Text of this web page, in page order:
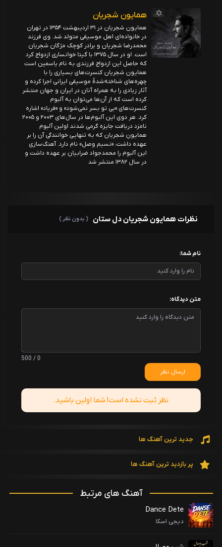
همایون شجریان
همایون شجریان در ۳۱ اردیبهشت ۱۳۵۴ در تهران
در خانواده‌ای اهل موسیقی متولد شد. وی فرزند
محمدرضا شجریان و برادر کوچک مژگان شجریان
است. او در سال ۱۳۷۵ با گیتا خوانساری ازدواج کرد
که حاصل این ازدواج فرزندی به نام یاسمین است
همایون شجریان کنسرت‌های بسیاری را با
چهره‌های شناخته‌شدهٔ موسیقی ایرانی اجرا کرده و
آثار زیادی را به همراه آنان در ایران و جهان منتشر
کرده است که از آن‌ها می‌توان به آلبوم
کنسرت‌های «بی تو بسر نمی‌شود» و «فریاد» اشاره
کرد. هر دوی این آلبوم‌ها در سال‌های ۲۰۰۳ و ۲۰۰۵
نامزد دریافت جایزه گرمی شدند اولین آلبوم
همایون شجریان که به تنهایی خوانندگی آن را بر
عهده داشت، «نسیم وصل» نام دارد. آهنگ‌سازی
این آلبوم را محمدجواد ضرابیان بر عهده داشت و
در سال ۱۳۸۲ منتشر شد
نظرات همایون شجریان دل ستان ( بدون نظر )
نام شما:
متن دیدگاه:
0 / 500
ارسال نظر
نظر ثبت نشده است! شما اولین باشید.
جدید ترین آهنگ ها
پر بازدید ترین آهنگ ها
آهنگ های مرتبط
Dance Dete
دیجی اسکا